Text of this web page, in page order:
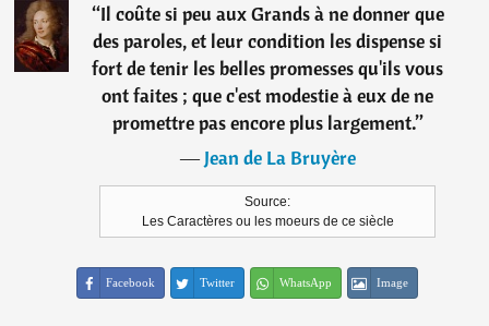
“Il coûte si peu aux Grands à ne donner que
des paroles, et leur condition les dispense si
fort de tenir les belles promesses qu'ils vous
ont faites ; que c'est modestie à eux de ne
promettre pas encore plus largement.”
―Jean de La Bruyère
Source:
Les Caractères ou les moeurs de ce siècle
Facebook Twitter WhatsApp Image